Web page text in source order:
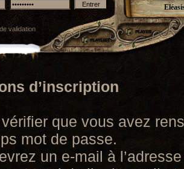
validation
d’inscription
que vous avez
mot de passe.
un e-mail à